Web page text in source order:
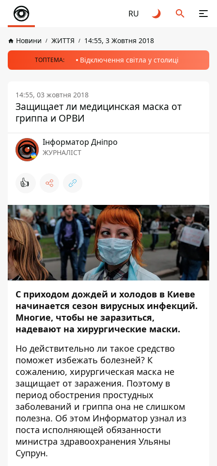
RU
Новини ЖИТТЯ 14:55, 3 Жовтня 2018
ТОПТЕМА: Відключення світла у столиці
14:55, 03 жовтня 2018
Защищает ли медицинская маска от
гриппа и ОРВИ
Інформатор Дніпро
ЖУРНАЛІСТ
👍
С приходом дождей и холодов в Киеве
начинается сезон вирусных инфекций.
Многие, чтобы не заразиться,
надевают на хирургические маски.
Но действительно ли такое средство
поможет избежать болезней? К
сожалению, хирургическая маска не
защищает от заражения. Поэтому в
период обострения простудных
заболеваний и гриппа она не слишком
полезна. Об этом Информатор узнал из
поста исполняющей обязанности
министра здравоохранения Ульяны
Супрун.